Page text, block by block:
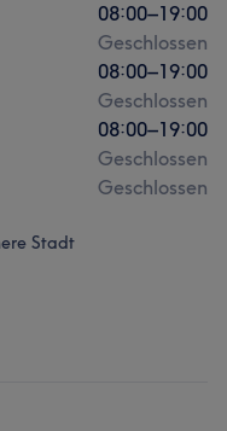
08:00–19:00
Geschlossen
08:00–19:00
Geschlossen
08:00–19:00
Geschlossen
Geschlossen
Stadt